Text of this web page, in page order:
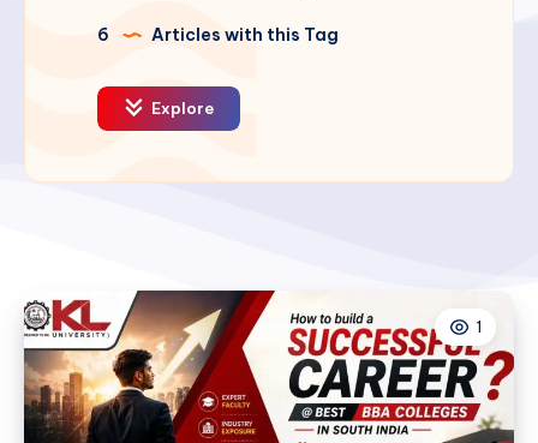
6 Articles with this Tag
Explore
1